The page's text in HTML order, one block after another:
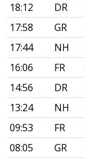
18:12
DR
17:58
GR
17:44
NH
16:06
FR
14:56
DR
13:24
NH
09:53
FR
08:05
GR